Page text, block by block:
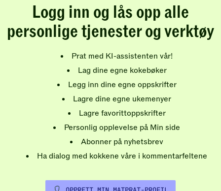
Logg inn og lås opp alle
personlige tjenester og verktøy
Prat med KI-assistenten vår!
Lag dine egne kokebøker
Legg inn dine egne oppskrifter
Lagre dine egne ukemenyer
Lagre favorittoppskrifter
Personlig opplevelse på Min side
Abonner på nyhetsbrev
Ha dialog med kokkene våre i kommentarfeltene